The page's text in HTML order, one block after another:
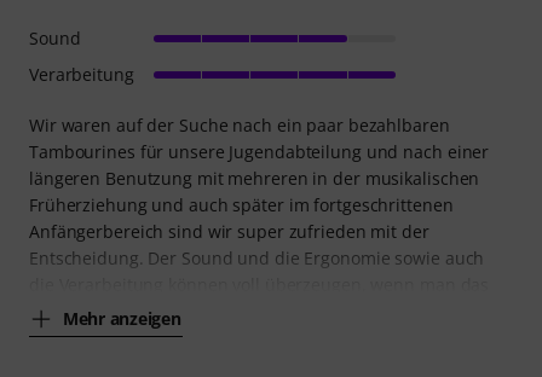
Wir waren auf der Suche nach ein paar bezahlbaren
Tambourines für unsere Jugendabteilung und nach einer
längeren Benutzung mit mehreren in der musikalischen
Früherziehung und auch später im fortgeschrittenen
Anfängerbereich sind wir super zufrieden mit der
Entscheidung. Der Sound und die Ergonomie sowie auch
Mehr anzeigen
Sound
Verarbeitung